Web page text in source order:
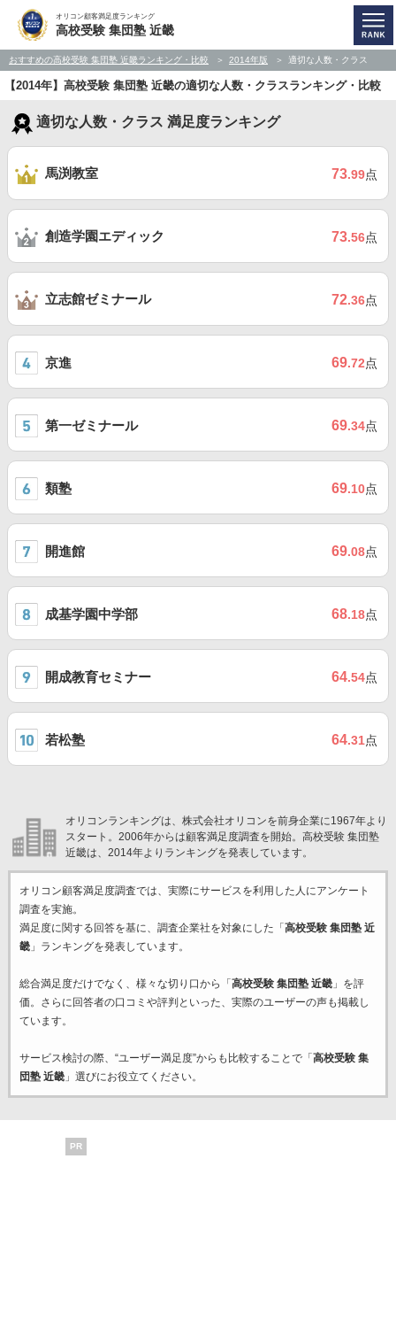
オリコン顧客満足度ランキング
高校受験 集団塾 近畿
おすすめの高校受験 集団塾 近畿ランキング・比較 2014年版 適切な人数・クラス
【2014年】高校受験 集団塾 近畿の適切な人数・クラスランキング・比較
適切な人数・クラス 満足度ランキング
馬渕教室 73.99点
創造学園エディック 73.56点
立志館ゼミナール 72.36点
京進 69.72点
第一ゼミナール 69.34点
類塾 69.10点
開進館 69.08点
成基学園中学部 68.18点
開成教育セミナー 64.54点
若松塾 64.31点
オリコンランキングは、株式会社オリコンを前身企業に1967年より
スタート。2006年からは顧客満足度調査を開始。高校受験 集団塾
近畿は、2014年よりランキングを発表しています。
オリコン顧客満足度調査では、実際にサービスを利用した 人にアンケート
調査を実施。
満足度に関する回答を基に、調査企業社を対象にした「 高校受験 集団塾 近
畿」ランキングを発表しています。
総合満足度だけでなく、様々な切り口から「 高校受験 集団塾 近畿」を評
価。さらに回答者の口コミや評判といった、実際のユーザーの声も掲載し
ています。
サービス検討の際、“ユーザー満足度”からも比較することで「 高校受験 集
団塾 近畿」選びにお役立てください。
PR